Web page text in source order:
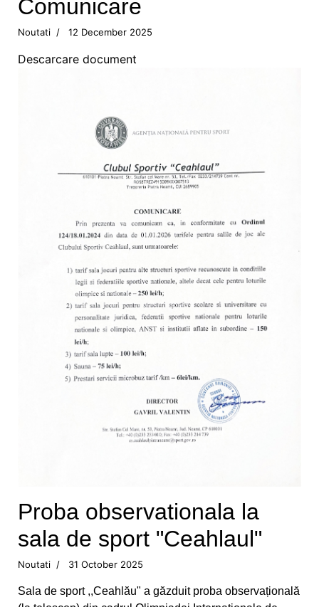
Campionatul Național de Karate Traditional
Fudokan
Valentin Gavril a fost ales vicepresedinte al
Sportivii CS Ceahlaul si LPS Piatra Neamt,
premiati la Targu-Mures
CS Ceahlaul are cinci luptatori pietreni calificati
pentru finala CN si Cupa Romaniei
Sperante la noi medalii pentru canotorii CS
Ceahlaul - LPS Piatra Neamt
Noi medalii pentru atletii CS Ceahlaul in
concursurile nationale
CS Ceahlaul are opt sperante pentru turneul
Cupa Romaniei
Alte sperante la medalii, dar cu juniori
Valentin Gavril candideaza la postul de
vicepresedinte al FR Canotaj
Silviu Munteanu aspira la finala probei de 60 de
Comunicare
Noutati 12 December 2025
Descarcare document
Proba observationala la
sala de sport "Ceahlaul"
Noutati 31 October 2025
Sala de sport ,,Ceahlău" a găzduit proba observațională